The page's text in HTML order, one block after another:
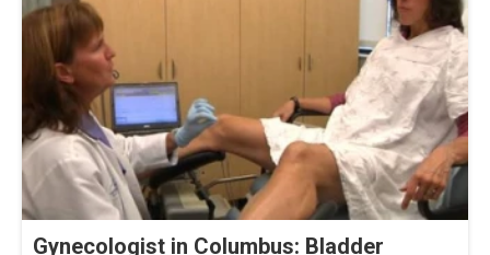
Gynecologist in Columbus: Bladder